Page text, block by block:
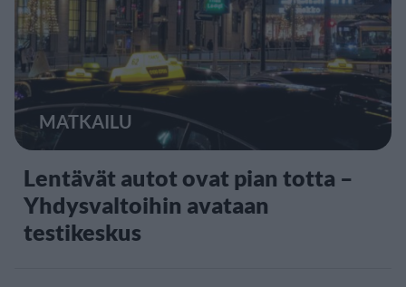
MATKAILU
Lentävät autot ovat pian totta –
Yhdysvaltoihin avataan
testikeskus